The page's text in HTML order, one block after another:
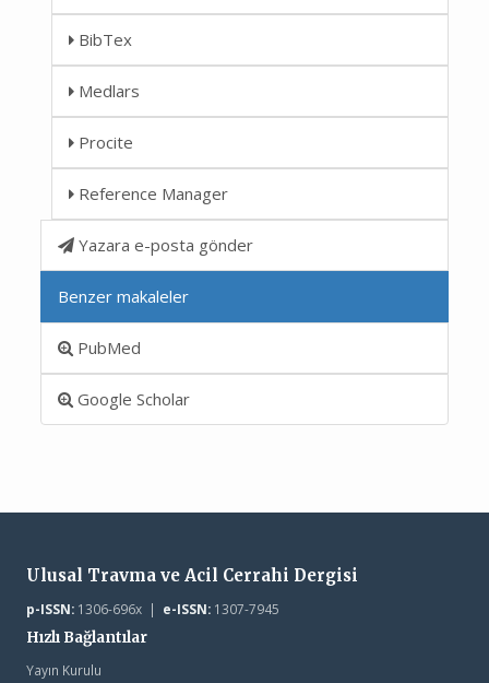
BibTex
Medlars
Procite
Reference Manager
Yazara e-posta gönder
Benzer makaleler
PubMed
Google Scholar
Ulusal Travma ve Acil Cerrahi Dergisi
p-ISSN:1306-696x | e-ISSN:1307-7945
Hızlı Bağlantılar
Yayın Kurulu